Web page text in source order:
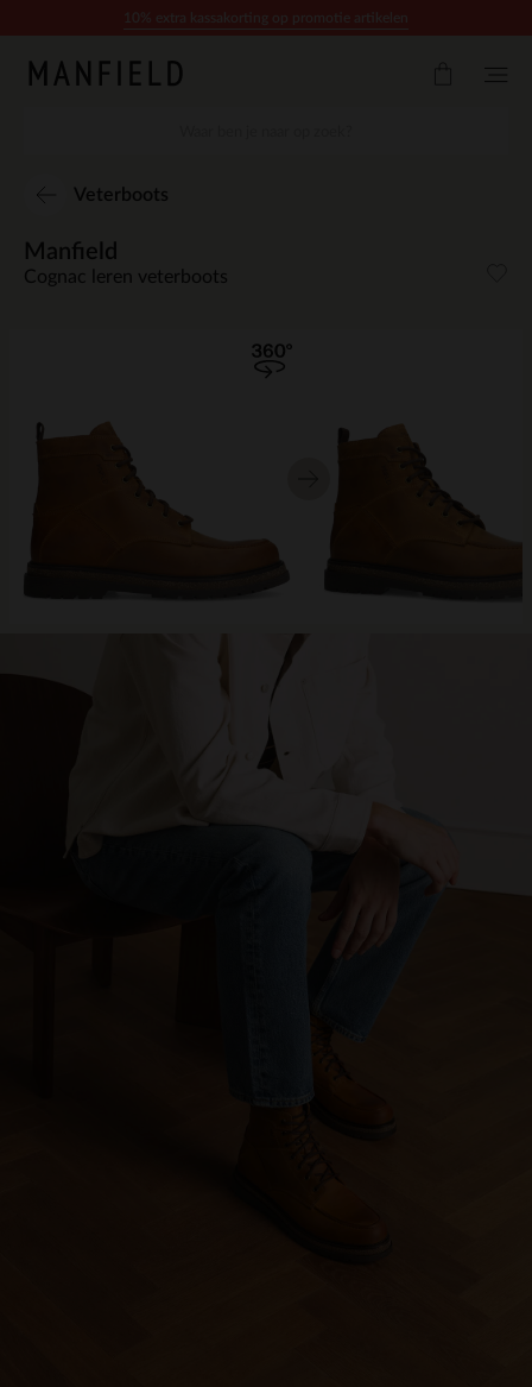
Veterboots
Manfield
Cognac leren veterboots